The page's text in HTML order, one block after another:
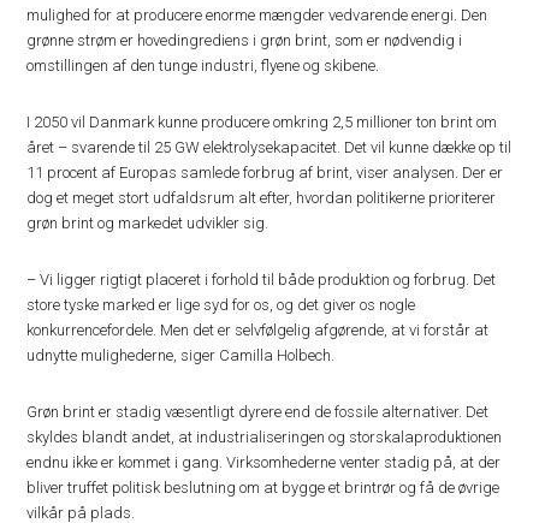
mulighed for at producere enorme mængder vedvarende energi. Den
grønne strøm er hovedingrediens i grøn brint, som er nødvendig i
omstillingen af den tunge industri, flyene og skibene.
I 2050 vil Danmark kunne producere omkring 2,5 millioner ton brint om
året – svarende til 25 GW elektrolysekapacitet. Det vil kunne dække op til
11 procent af Europas samlede forbrug af brint, viser analysen. Der er
dog et meget stort udfaldsrum alt efter, hvordan politikerne prioriterer
grøn brint og markedet udvikler sig.
– Vi ligger rigtigt placeret i forhold til både produktion og forbrug. Det
store tyske marked er lige syd for os, og det giver os nogle
konkurrencefordele. Men det er selvfølgelig afgørende, at vi forstår at
udnytte mulighederne, siger Camilla Holbech.
Grøn brint er stadig væsentligt dyrere end de fossile alternativer. Det
skyldes blandt andet, at industrialiseringen og storskalaproduktionen
endnu ikke er kommet i gang. Virksomhederne venter stadig på, at der
bliver truffet politisk beslutning om at bygge et brintrør og få de øvrige
vilkår på plads.